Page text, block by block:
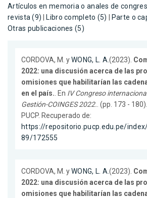
Artículos en memoria o anales de
revista (9)
Libro completo (5) Parte o
Otras publicaciones (5)
CORDOVA, M. yWONG, L. A.(2023).
2022: una discusión acerca de las
omisiones que habilitarían las
en el país. . En IV Congreso
Gestión-COINGES 2022. . (pp. 173 -
PUCP. Recuperado de:
https://repositorio.pucp.edu.pe/
89/172555
CORDOVA, M. yWONG, L. A.(2023).
2022: una discusión acerca de las
omisiones que habilitarían las